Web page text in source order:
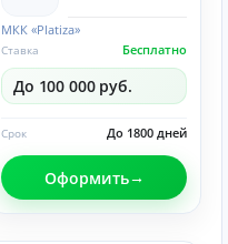
МКК «Platiza»
Бесплатно
Ставка
До 100 000 руб.
До 1800 дней
Срок
Оформить